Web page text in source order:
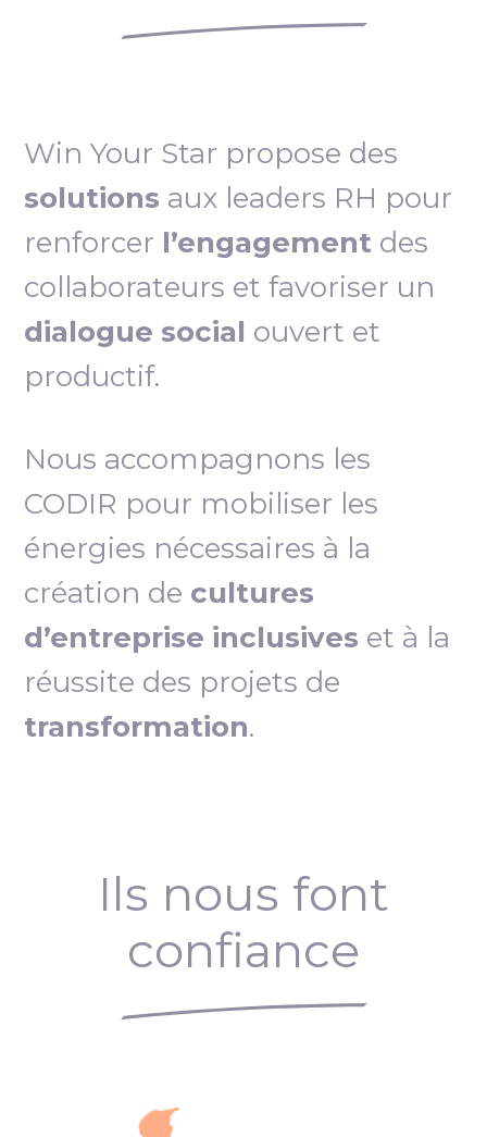
Win Your Star propose des
solutions aux leaders RH pour
renforcer l’engagement des
collaborateurs et favoriser un
dialogue social ouvert et
productif.
Nous accompagnons les
CODIR pour mobiliser les
énergies nécessaires à la
création de cultures
d’entreprise inclusives et à la
réussite des projets de
transformation.
Ils nous font
confiance